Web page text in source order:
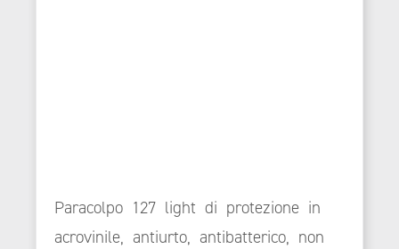
Paracolpo 127 light di protezione in
acrovinile, antiurto, antibatterico, non